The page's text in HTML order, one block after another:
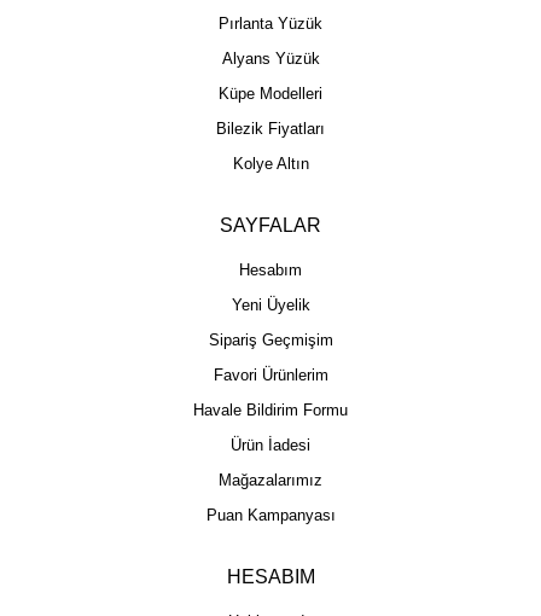
Pırlanta Yüzük
Alyans Yüzük
Küpe Modelleri
Bilezik Fiyatları
Kolye Altın
SAYFALAR
Hesabım
Yeni Üyelik
Sipariş Geçmişim
Favori Ürünlerim
Havale Bildirim Formu
Ürün İadesi
Mağazalarımız
Puan Kampanyası
HESABIM